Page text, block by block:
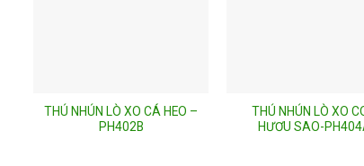
THÚ NHÚN LÒ XO CÁ HEO –
PH402B
THÚ NHÚN LÒ XO
HƯƠU SAO-